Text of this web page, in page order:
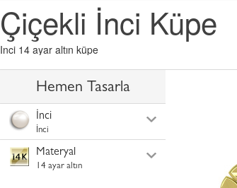
Çiçekli İnci Küpe
Inci 14 ayar altın küpe
Hemen Tasarla
İnci
İnci
Materyal
14 ayar altın